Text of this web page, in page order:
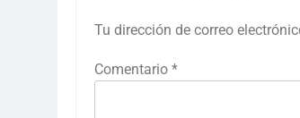
Tu dirección de correo
Comentario *